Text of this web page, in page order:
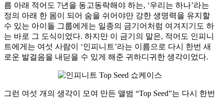
름 아래 적어도 7년을 동고동락해야 하는, ‘우리는 하나’라는
정의 아래 한 몸이 되어 숨을 쉬어야만 강한 생명력을 유지할
수 있는 아이돌 그룹에게는 일종의 금기어처럼 여겨지기도 하
는 바로 그 도식이었다. 하지만 이 금기의 말은, 적어도 인피니
트에게는 여섯 사람이 ‘인피니트’라는 이름으로 다시 한번 새
로운 발걸음을 내딛을 수 있게 해준 귀하디귀한 생각이었다.
그런 여섯 개의 생각이 모여 만든 앨범 “Top Seed”는 다시 한번